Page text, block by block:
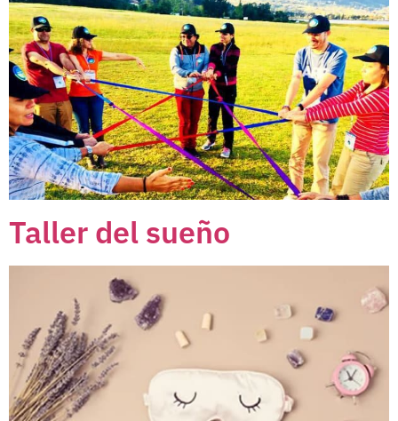
Taller del sueño